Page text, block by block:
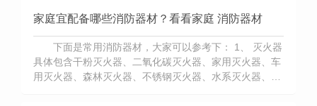
家庭宜配备哪些消防器材？看看家庭 消防器材
下面是常用消防器材，大家可以参考下： 1、 灭火器
具体包含干粉灭火器、二氧化碳灭火器、家用灭火器、车
用灭火器、森林灭火器、不锈钢灭火器、水系灭火器、悬